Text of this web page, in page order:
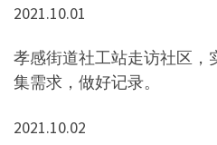
2021.10.01
孝感街道社工站走访社区，
集需求，做好记录。
2021.10.02